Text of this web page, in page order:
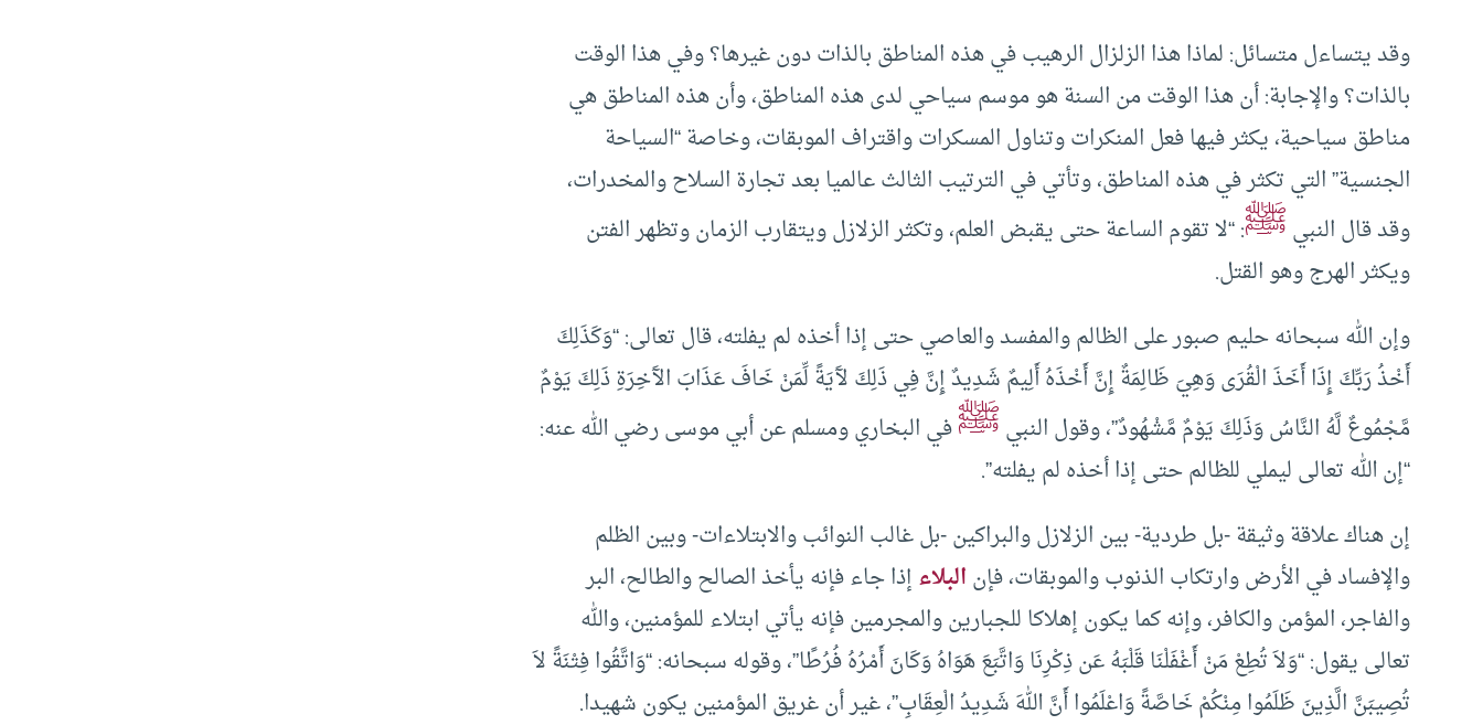
وقد يتساءل متسائل: لماذا هذا الزلزال الرهيب في هذه المناطق بالذات دون غيرها؟ وفي هذا الوقت
بالذات؟ والإجابة: أن هذا الوقت من السنة هو موسم سياحي لدى هذه المناطق، وأن هذه المناطق هي
مناطق سياحية، يكثر فيها فعل المنكرات وتناول المسكرات واقتراف الموبقات، وخاصة “السياحة
الجنسية” التي تكثر في هذه المناطق، وتأتي في الترتيب الثالث عالميا بعد تجارة السلاح والمخدرات،
وقد قال النبيﷺ: “لا تقوم الساعة حتى يقبض العلم، وتكثر الزلازل ويتقارب الزمان وتظهر الفتن
ويكثر الهرج وهو القتل.
وإن الله سبحانه حليم صبور على الظالم والمفسد والعاصي حتى إذا أخذه لم يفلته، قال تعالى: “وَكَذَلِكَ
أَخْذُ رَبِّكَ إِذَا أَخَذَ الْقُرَى وَهِيَ ظَالِمَةٌ إِنَّ أَخْذَهُ أَلِيمٌ شَدِيدٌ إِنَّ فِي ذَلِكَ لآَيَةً لِّمَنْ خَافَ عَذَابَ الآَخِرَةِ ذَلِكَ يَوْمٌ
مَّجْمُوعٌ لَّهُ النَّاسُ وَذَلِكَ يَوْمٌ مَّشْهُودٌ”، وقول النبيﷺفي البخاري ومسلم عن أبي موسى رضي الله عنه:
“إن الله تعالى ليملي للظالم حتى إذا أخذه لم يفلته”.
إن هناك علاقة وثيقة -بل طردية- بين الزلازل والبراكين -بل غالب النوائب والابتلاءات- وبين الظلم
والإفساد في الأرض وارتكاب الذنوب والموبقات، فإنالبلاءإذا جاء فإنه يأخذ الصالح والطالح، البر
والفاجر، المؤمن والكافر، وإنه كما يكون إهلاكا للجبارين والمجرمين فإنه يأتي ابتلاء للمؤمنين، والله
تعالى يقول: “وَلاَ تُطِعْ مَنْ أَغْفَلْنَا قَلْبَهُ عَن ذِكْرِنَا وَاتَّبَعَ هَوَاهُ وَكَانَ أَمْرُهُ فُرُطًا”، وقوله سبحانه: “وَاتَّقُوا فِتْنَةً لاَ
تُصِيبَنَّ الَّذِينَ ظَلَمُوا مِنْكُمْ خَاصَّةً وَاعْلَمُوا أَنَّ اللهَ شَدِيدُ الْعِقَابِ”، غير أن غريق المؤمنين يكون شهيدا.